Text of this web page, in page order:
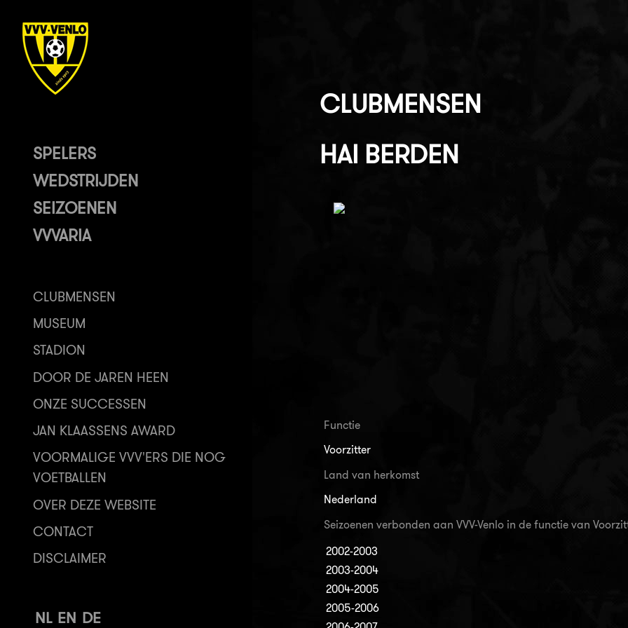
SPELERS
WEDSTRIJDEN
SEIZOENEN
VVVARIA
CLUBMENSEN
MUSEUM
STADION
DOOR DE JAREN HEEN
ONZE SUCCESSEN
JAN KLAASSENS AWARD
VOORMALIGE VVV'ERS DIE NOG
VOETBALLEN
OVER DEZE WEBSITE
CONTACT
DISCLAIMER
NL EN DE
CLUBMENSEN
HAI BERDEN
Functie
Voorzitter
Land van herkomst
Nederland
Seizoenen verbonden aan VVV-Venlo in de functie van
2002-2003
2003-2004
2004-2005
2005-2006